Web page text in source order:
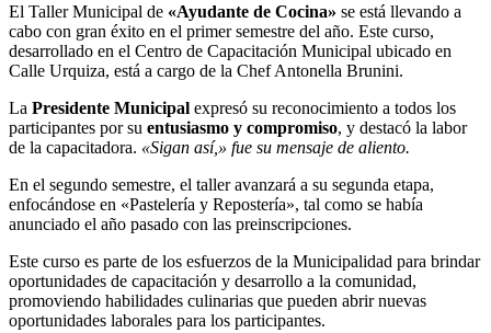
El Taller Municipal de «Ayudante de Cocina» se está llevando a
cabo con gran éxito en el primer semestre del año. Este curso,
desarrollado en el Centro de Capacitación Municipal ubicado en
Calle Urquiza, está a cargo de la Chef Antonella Brunini.
La Presidente Municipal expresó su reconocimiento a todos los
participantes por su entusiasmo y compromiso, y destacó la labor
de la capacitadora. «Sigan así,» fue su mensaje de aliento.
En el segundo semestre, el taller avanzará a su segunda etapa,
enfocándose en «Pastelería y Repostería», tal como se había
anunciado el año pasado con las preinscripciones.
Este curso es parte de los esfuerzos de la Municipalidad para brindar
oportunidades de capacitación y desarrollo a la comunidad,
promoviendo habilidades culinarias que pueden abrir nuevas
oportunidades laborales para los participantes.